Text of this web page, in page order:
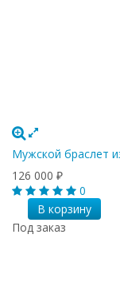
Мужской браслет
126 000 ₽
0
В корзину
Под заказ